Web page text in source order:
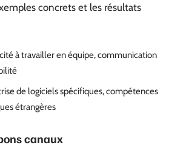
concrets et les résultats
à travailler en équipe, communication
de logiciels spécifiques, compétences
étrangères
canaux